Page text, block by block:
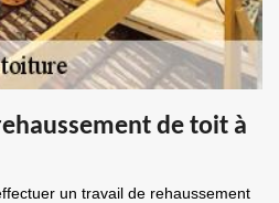
de toit à
un travail de rehaussement